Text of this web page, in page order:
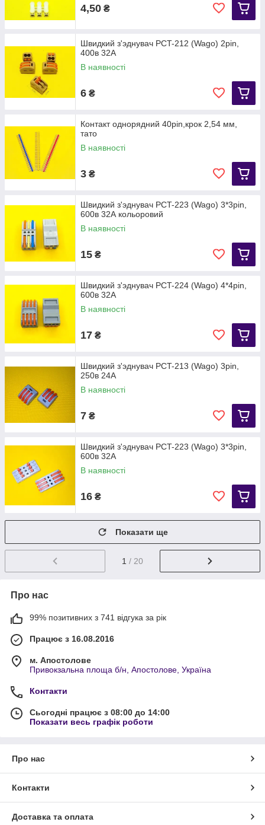
4,50 ₴
Швидкий з'эднувач PCT-212 (Wago) 2pin,
400в 32А
В наявності
6 ₴
Контакт однорядний 40pin,крок 2,54 мм,
тато
В наявності
3 ₴
Швидкий з'эднувач PCT-223 (Wago) 3*3pin,
600в 32А кольоровий
В наявності
15 ₴
Швидкий з'эднувач PCT-224 (Wago) 4*4pin,
600в 32А
В наявності
17 ₴
Швидкий з'эднувач PCT-213 (Wago) 3pin,
250в 24А
В наявності
7 ₴
Швидкий з'эднувач PCT-223 (Wago) 3*3pin,
600в 32А
В наявності
16 ₴
Показати ще
1 / 20
Про нас
99% позитивних з 741 відгука за рік
Працює з 16.08.2016
м. Апостолове
Привокзальна площа б/н, Апостолове, Україна
Контакти
Сьогодні працює з 08:00 до 14:00
Показати весь графік роботи
Про нас
Контакти
Доставка та оплата